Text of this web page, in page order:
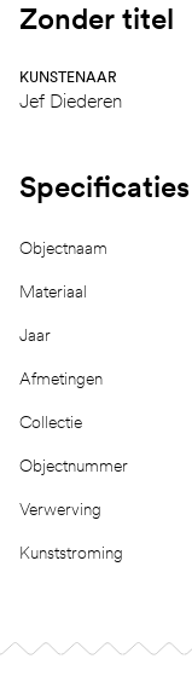
Zonder titel
KUNSTENAAR
Jef Diederen
Specificaties
Objectnaam
Materiaal
Jaar
Afmetingen
Collectie
Objectnummer
Verwerving
Kunststroming